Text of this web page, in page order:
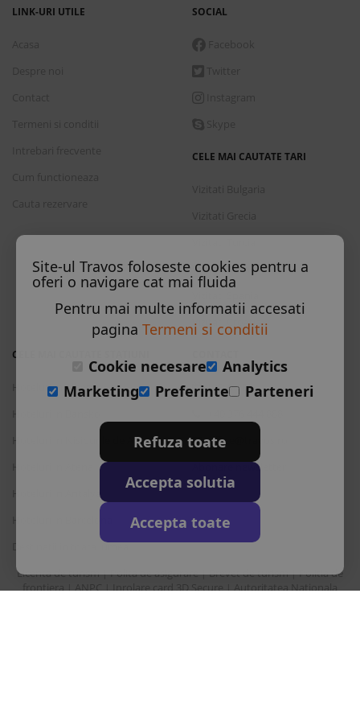
LINK-URI UTILE SOCIAL
CELE MAI CAUTATE TARI
Vizitati Italia
Vizitati Croatia
CELE MAI CAUTATE STATIUNI
Hoteluri in Albena
Hoteluri in Nisipurile de Aur
Hoteluri in Antalya
Destinatii in toata lumea
L-S: 9-18
office@travos.ro
Abonare newsletter
Licenta de turism|Polita de asigurare|Brevet de turism|Politia de
frontiera|ANPC|Inrolare card 3D Secure|Autoritatea Nationala
Site-ul Travos foloseste cookies pentru a
oferi o navigare cat mai fluida
Pentru mai multe informatii accesati
pagina Termeni si conditii
Cookie necesare
Analytics
Marketing
Preferinte Parteneri
Refuza toate
Accepta solutia
Accepta toate